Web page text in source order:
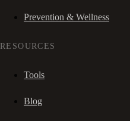
Prevention & Wellness
RESOURCES
Tools
Blog